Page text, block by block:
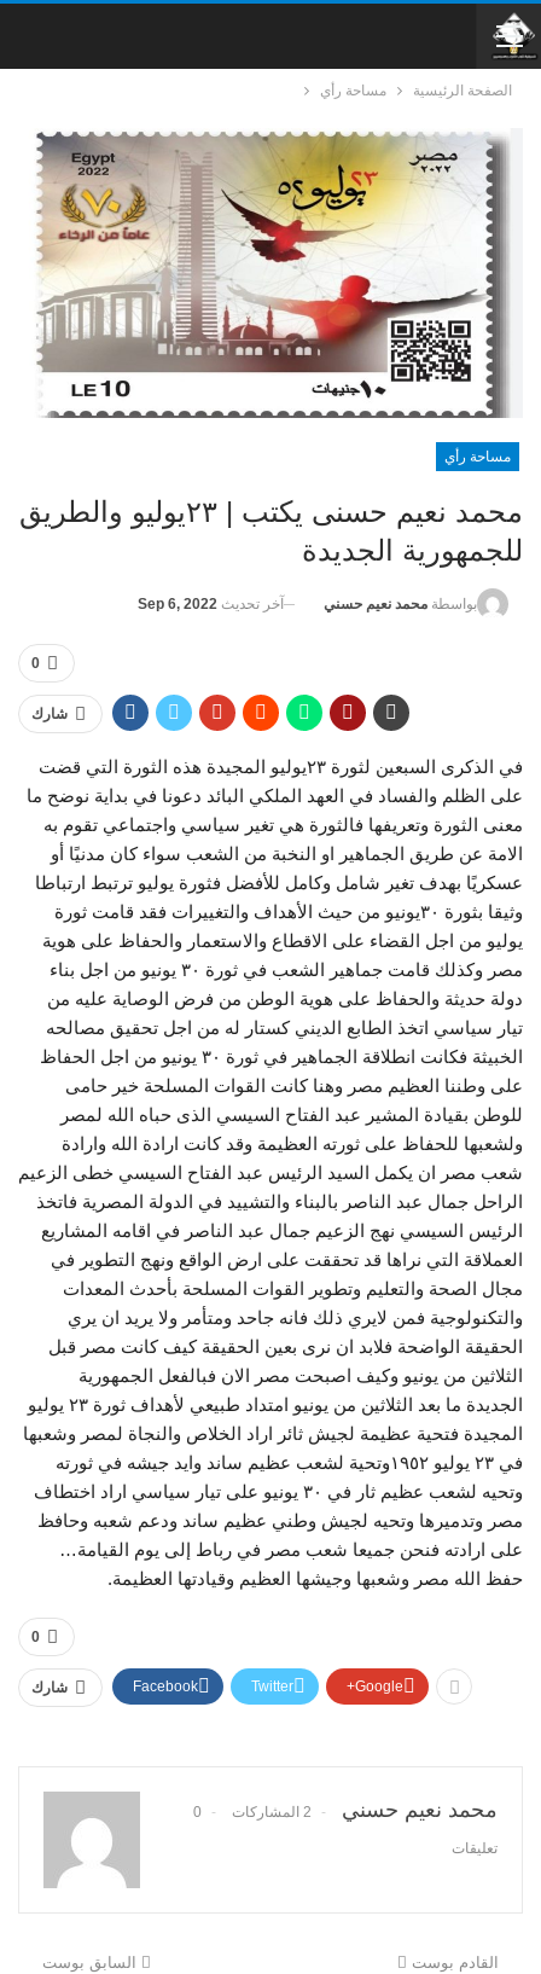
الصفحة الرئيسية مساحة رأي
مساحة رأي
محمد نعيم حسنى يكتب | ٢٣يوليو والطريق
للجمهورية الجديدة
بواسطة محمد نعيم حسني آخر تحديث Sep 6, 2022
0
شارك
في الذكرى السبعين لثورة ٢٣يوليو المجيدة هذه الثورة التي قضت
على الظلم والفساد في العهد الملكي البائد دعونا في بداية نوضح ما
معنى الثورة وتعريفها فالثورة هي تغير سياسي واجتماعي تقوم به
الامة عن طريق الجماهير او النخبة من الشعب سواء كان مدنيًا أو
عسكريًا بهدف تغير شامل وكامل للأفضل فثورة يوليو ترتبط ارتباطا
وثيقا بثورة ٣٠يونيو من حيث الأهداف والتغييرات فقد قامت ثورة
يوليو من اجل القضاء على الاقطاع والاستعمار والحفاظ على هوية
مصر وكذلك قامت جماهير الشعب في ثورة ٣٠ يونيو من اجل بناء
دولة حديثة والحفاظ على هوية الوطن من فرض الوصاية عليه من
تيار سياسي اتخذ الطابع الديني كستار له من اجل تحقيق مصالحه
الخبيثة فكانت انطلاقة الجماهير في ثورة ٣٠ يونيو من اجل الحفاظ
على وطننا العظيم مصر وهنا كانت القوات المسلحة خير حامى
للوطن بقيادة المشير عبد الفتاح السيسي الذى حباه الله لمصر
ولشعبها للحفاظ على ثورته العظيمة وقد كانت ارادة الله وارادة
شعب مصر ان يكمل السيد الرئيس عبد الفتاح السيسي خطى الزعيم
الراحل جمال عبد الناصر بالبناء والتشييد في الدولة المصرية فاتخذ
الرئيس السيسي نهج الزعيم جمال عبد الناصر في اقامه المشاريع
العملاقة التي نراها قد تحققت على ارض الواقع ونهج التطوير في
مجال الصحة والتعليم وتطوير القوات المسلحة بأحدث المعدات
والتكنولوجية فمن لايري ذلك فانه جاحد ومتأمر ولا يريد ان يري
الحقيقة الواضحة فلابد ان نرى بعين الحقيقة كيف كانت مصر قبل
الثلاثين من يونيو وكيف اصبحت مصر الان فبالفعل الجمهورية
الجديدة ما بعد الثلاثين من يونيو امتداد طبيعي لأهداف ثورة ٢٣ يوليو
المجيدة فتحية عظيمة لجيش ثائر اراد الخلاص والنجاة لمصر وشعبها
في ٢٣ يوليو ١٩٥٢وتحية لشعب عظيم ساند وايد جيشه في ثورته
وتحيه لشعب عظيم ثار في ٣٠ يونيو على تيار سياسي اراد اختطاف
مصر وتدميرها وتحيه لجيش وطني عظيم ساند ودعم شعبه وحافظ
على ارادته فنحن جميعا شعب مصر في رباط إلى يوم القيامة…
حفظ الله مصر وشعبها وجيشها العظيم وقيادتها العظيمة.
0
شارك Facebook Twitter Google+
محمد نعيم حسني 2 المشاركات 0
تعليقات
السابق بوست القادم بوست